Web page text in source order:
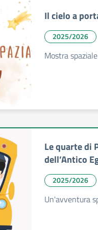
Il cielo a
2025/2026
Mostra
Le quarte di
dell’Antico
2025/2026
Un'avventura